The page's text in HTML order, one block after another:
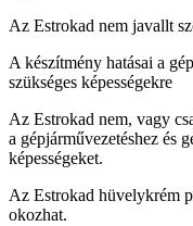
Az Estrokad nem javallt
A készítmény hatásai a
szükséges képességekre
Az Estrokad nem, vagy
a gépjárművezetéshez és
képességeket.
Az Estrokad hüvelykrém
okozhat.